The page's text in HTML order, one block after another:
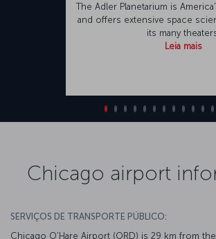
The Adler Planetarium is
and offers extensive space
its many
Leia mais
Chicago airport
SERVIÇOS DE TRANSPORTE PÚBLICO:
Chicago O’Hare Airport (ORD) is 29 km from